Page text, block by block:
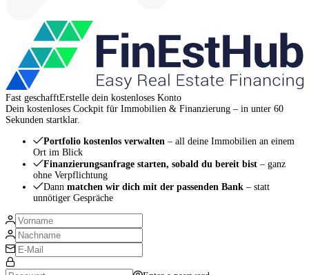
Fast geschafftErstelle dein kostenloses Konto
Dein kostenloses Cockpit für Immobilien & Finanzierung – in unter 60
Sekunden startklar.
Portfolio kostenlos verwalten – all deine Immobilien an einem
Ort im Blick
Finanzierungsanfrage starten, sobald du bereit bist – ganz
ohne Verpflichtung
Dann matchen wir dich mit der passenden Bank – statt
unnötiger Gespräche